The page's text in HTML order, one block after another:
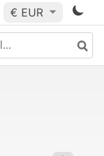
€ EUR